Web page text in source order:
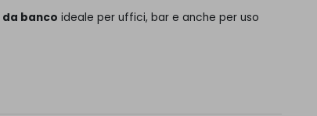
da banco ideale per uffici, bar e anche per uso